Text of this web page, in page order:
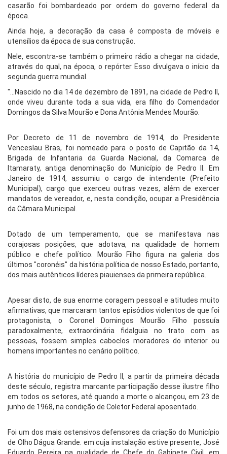
casarão foi bombardeado por ordem do governo federal da
época.
Ainda hoje, a decoração da casa é composta de móveis e
utensílios da época de sua construção.
Nele, escontra-se também o primeiro rádio a chegar na cidade,
através do qual, na época, o repórter Esso divulgava o início da
segunda guerra mundial.
"...Nascido no dia 14 de dezembro de 1891, na cidade de Pedro II,
onde viveu durante toda a sua vida, era filho do Comendador
Domingos da Silva Mourão e Dona Antônia Mendes Mourão.
Por Decreto de 11 de novembro de 1914, do Presidente
Venceslau Bras, foi nomeado para o posto de Capitão da 14,
Brigada de Infantaria da Guarda Nacional, da Comarca de
Itamaraty, antiga denominação do Município de Pedro II. Em
Janeiro de 1914, assumiu o cargo de intendente (Prefeito
Municipal), cargo que exerceu outras vezes, além de exercer
mandatos de vereador, e, nesta condição, ocupar a Presidência
da Câmara Municipal.
Dotado de um temperamento, que se manifestava nas
corajosas posições, que adotava, na qualidade de homem
público e chefe político. Mourão Filho figura na galeria dos
últimos "coronéis" da história política de nosso Estado, portanto,
dos mais autênticos líderes piauienses da primeira república.
Apesar disto, de sua enorme coragem pessoal e atitudes muito
afirmativas, que marcaram tantos episódios violentos de que foi
protagonista, o Coronel Domingos Mourão Filho possuía
paradoxalmente, extraordinária fidalguia no trato com as
pessoas, fossem simples caboclos moradores do interior ou
homens importantes no cenário político.
A história do município de Pedro II, a partir da primeira década
deste século, registra marcante participação desse ilustre filho
em todos os setores, até quando a morte o alcançou, em 23 de
junho de 1968, na condição de Coletor Federal aposentado.
Foi um dos mais ostensivos defensores da criação do Município
de Olho Dágua Grande. em cuja instalação estive presente, José